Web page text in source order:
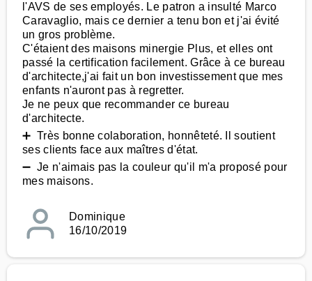
l'AVS de ses employés. Le patron a insulté Marco
Caravaglio, mais ce dernier a tenu bon et j'ai évité
un gros problème.
C'étaient des maisons minergie Plus, et elles ont
passé la certification facilement. Grâce à ce bureau
d'architecte,j'ai fait un bon investissement que mes
enfants n'auront pas à regretter.
Je ne peux que recommander ce bureau
d'architecte.
➕ Très bonne colaboration, honnêteté. Il soutient
ses clients face aux maîtres d'état.
➖ Je n'aimais pas la couleur qu'il m'a proposé pour
mes maisons.
Dominique
16/10/2019